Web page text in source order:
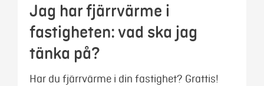
Jag har fjärrvärme i
fastigheten: vad ska jag
tänka på?
Har du fjärrvärme i din fastighet? Grattis!